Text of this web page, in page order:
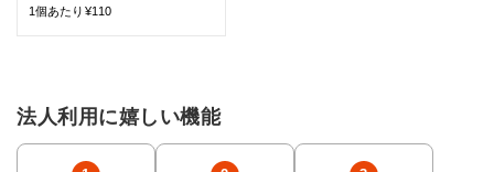
1個あたり¥110
法人利用に嬉しい機能